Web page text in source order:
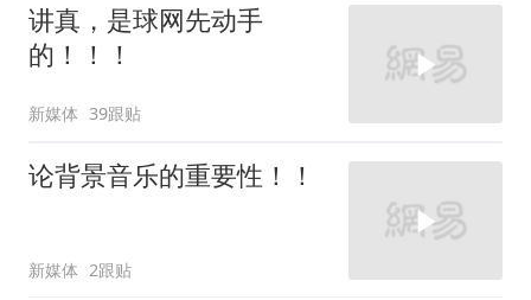
讲真，是球网先动手
的！！！
新媒体 39跟贴
论背景音乐的重要性！！
新媒体 2跟贴